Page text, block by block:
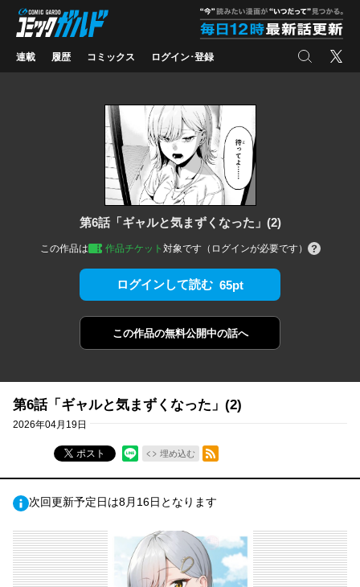
コミックガルド
連載 履歴 コミックス ログイン･登録 検索 X
第6話「ギャルと気まずくなった」(2)
この作品は 作品チケット 対象です（ログインが必要です）
ログインして読む 65pt
この作品の無料公開中の話へ
第6話「ギャルと気まずくなった」(2)
2026年04月19日
ポスト 埋め込む
RSSフィード
次回更新予定日は8月16日となります